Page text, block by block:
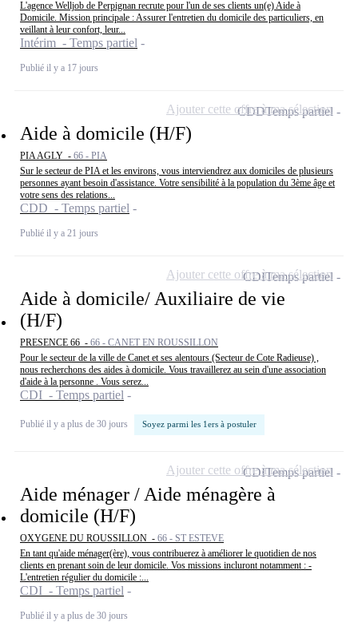
L'agence Welljob de Perpignan recrute pour l'un de ses clients un(e) Aide à
Domicile. Mission principale : Assurer l'entretien du domicile des particuliers, en
veillant à leur confort, leur...
Intérim - Temps partiel
Publié il y a 17 jours
Aide à domicile (H/F)
PIA AGLY - 66 - PIA
Sur le secteur de PIA et les environs, vous interviendrez aux domiciles de plusieurs
personnes ayant besoin d'assistance. Votre sensibilité à la population du 3ème âge et
votre sens des relations...
CDD - Temps partiel
Publié il y a 21 jours
CDDTemps partiel
Ajouter cette offre à ma sélection
Aide à domicile/ Auxiliaire de vie
(H/F)
PRESENCE 66 - 66 - CANET EN ROUSSILLON
Pour le secteur de la ville de Canet et ses alentours (Secteur de Cote Radieuse) ,
nous recherchons des aides à domicile. Vous travaillerez au sein d'une association
d'aide à la personne . Vous serez...
CDI - Temps partiel
Publié il y a plus de 30 jours Soyez parmi les 1ers à postuler
CDITemps partiel
Ajouter cette offre à ma sélection
Aide ménager / Aide ménagère à
domicile (H/F)
OXYGENE DU ROUSSILLON - 66 - ST ESTEVE
En tant qu'aide ménager(ère), vous contribuerez à améliorer le quotidien de nos
clients en prenant soin de leur domicile. Vos missions incluront notamment : -
L'entretien régulier du domicile :...
CDI - Temps partiel
Publié il y a plus de 30 jours
CDITemps partiel
Ajouter cette offre à ma sélection